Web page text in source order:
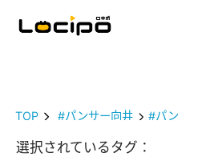
TOP #パンサー向井 #パン
選択されているタグ：